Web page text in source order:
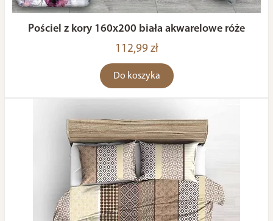
Pościel z kory 160x200 biała akwarelowe róże
112,99 zł
Do koszyka